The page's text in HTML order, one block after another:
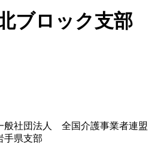
ブロック支部
般社団法人 全国介護事業者連盟
手県支部